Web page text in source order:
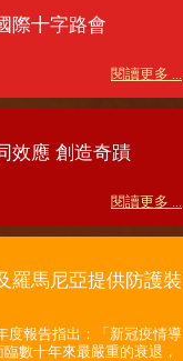
際十字路會
閱讀更多 ...
效應 創造奇蹟
閱讀更多 ...
羅馬尼亞提供防護裝
度報告指出：「新冠疫情導
數十年來最嚴重的衰退，